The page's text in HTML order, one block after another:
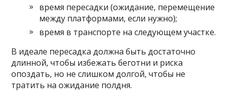
время пересадки (ожидание, перемещение
между платформами, если нужно);
время в транспорте на следующем участке.
В идеале пересадка должна быть достаточно
длинной, чтобы избежать беготни и риска
опоздать, но не слишком долгой, чтобы не
тратить на ожидание полдня.